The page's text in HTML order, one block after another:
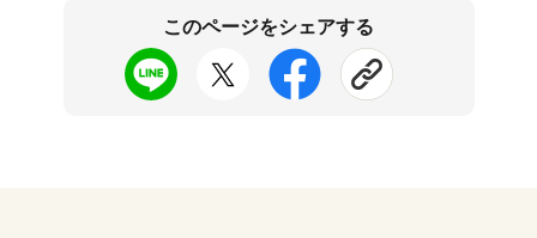
このページをシェアする